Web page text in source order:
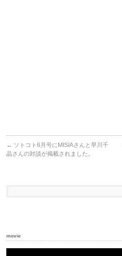
← ソトコト6月号にMISIAさんと早川千
晶さんの対談が掲載されました。
movie